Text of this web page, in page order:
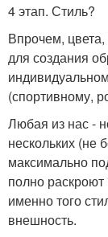
4 этап. Стиль?
Впрочем,
для создания
(спортивному,
Любая из нас -
нескольких (не
максимально
полно
именно того
внешность.